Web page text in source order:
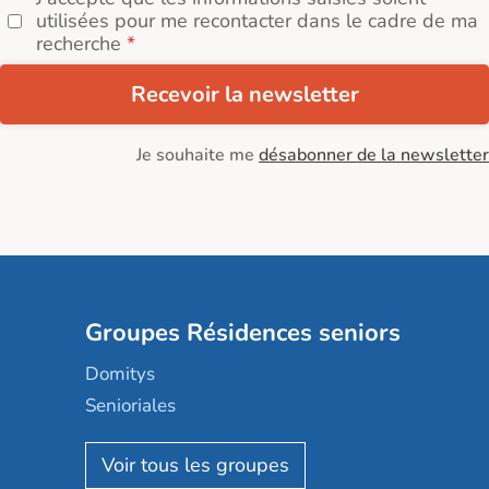
utilisées pour me recontacter dans le cadre de ma
recherche
Recevoir la newsletter
Je souhaite me désabonner de la newsletter
Groupes Résidences seniors
Domitys
Senioriales
Nohée
Les Résidentiels